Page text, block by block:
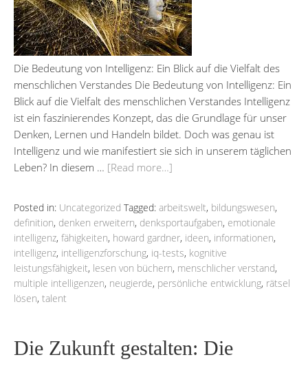
Die Bedeutung von Intelligenz: Ein Blick auf die Vielfalt des
menschlichen Verstandes Die Bedeutung von Intelligenz: Ein
Blick auf die Vielfalt des menschlichen Verstandes Intelligenz
ist ein faszinierendes Konzept, das die Grundlage für unser
Denken, Lernen und Handeln bildet. Doch was genau ist
Intelligenz und wie manifestiert sie sich in unserem täglichen
Leben? In diesem … [Read more…]
Posted in: Uncategorized Tagged: arbeitswelt, bildungswesen,
definition, denken erweitern, denksportaufgaben, emotionale
intelligenz, fähigkeiten, howard gardner, ideen, informationen,
intelligenz, intelligenzforschung, iq-tests, kognitive
leistungsfähigkeit, lesen von büchern, menschlicher verstand,
multiple intelligenzen, neugierde, persönliche entwicklung, rätsel
lösen, talent
Die Zukunft gestalten: Die